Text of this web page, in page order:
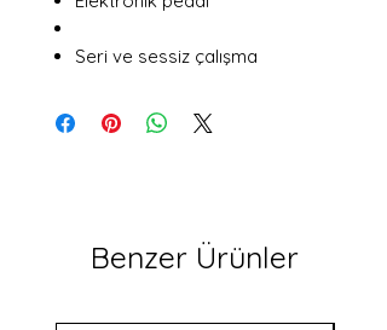
Seri ve sessiz çalışma
Benzer Ürünler